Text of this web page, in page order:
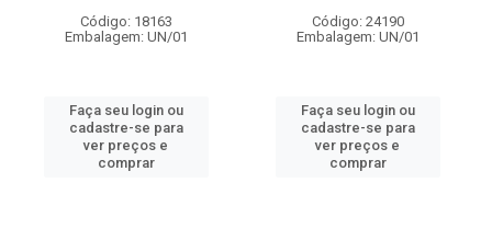
Código: 18163
Embalagem: UN/01
Faça seu login ou
cadastre-se para
ver preços e
comprar
Código: 24190
Embalagem: UN/01
Faça seu login ou
cadastre-se para
ver preços e
comprar